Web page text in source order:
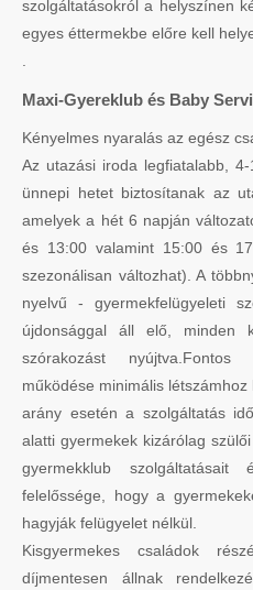
szolgáltatásokról a helyszínen
egyes éttermekbe előre kell
Maxi-Gyereklub és Baby
Kényelmes nyaralás az egész
Az utazási iroda legfiatalabb,
ünnepi hetet biztosítanak az
amelyek a hét 6 napján
és 13:00 valamint 15:00 és
szezonálisan változhat). A
nyelvű - gyermekfelügyeleti
újdonsággal áll elő, minden
szórakozást
működése minimális
arány esetén a szolgáltatás
alatti gyermekek kizárólag
gyermekklub
felelőssége, hogy a
hagyják felügyelet nélkül.
Kisgyermekes családok
díjmentesen állnak